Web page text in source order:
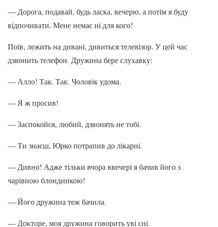
— Дорога, подавай, будь ласка, вечерю, а потім я буду
відпочивати. Мене немає ні для кого!
Поїв, лежить на дивані, дивиться телевізор. У цей час
дзвонить телефон. Дружина бере слухавку:
— Алло! Так. Так. Чоловік удома.
— Я ж просив!
— Заспокойся, любий, дзвонять не тобі.
— Ти знаєш, Юрко потрапив до лікарні.
— Дивно! Адже тільки вчора ввечері я бачив його з
чарівною блондинкою!
— Його дружина теж бачила.
— Докторе, моя дружина говорить уві сні.